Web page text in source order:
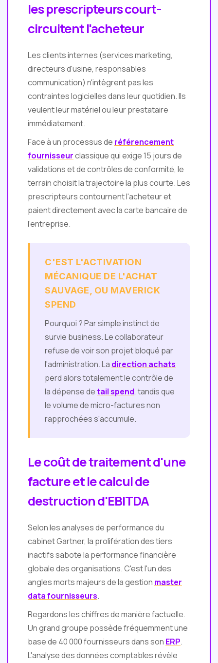
les prescripteurs court-
circuitent l'acheteur
Les clients internes (services marketing,
directeurs d'usine, responsables
communication) n'intègrent pas les
contraintes logicielles dans leur quotidien. Ils
veulent leur matériel ou leur prestataire
immédiatement.
Face à un processus de référencement
fournisseurclassique qui exige 15 jours de
validations et de contrôles de conformité, le
terrain choisit la trajectoire la plus courte. Les
prescripteurs contournent l'acheteur et
paient directement avec la carte bancaire de
l'entreprise.
C'EST L'ACTIVATION
MÉCANIQUE DE L'ACHAT
SAUVAGE, OU MAVERICK
SPEND
Pourquoi ? Par simple instinct de
survie business. Le collaborateur
refuse de voir son projet bloqué par
l'administration. La direction achats
perd alors totalement le contrôle de
la dépense detail spend, tandis que
le volume de micro-factures non
rapprochées s'accumule.
Le coût de traitement d'une
facture et le calcul de
destruction d'EBITDA
Selon les analyses de performance du
cabinet Gartner, la prolifération des tiers
inactifs sabote la performance financière
globale des organisations. C'est l'un des
angles morts majeurs de la gestion master
data fournisseurs.
Regardons les chiffres de manière factuelle.
Un grand groupe possède fréquemment une
base de 40 000 fournisseurs dans son ERP.
L'analyse des données comptables révèle